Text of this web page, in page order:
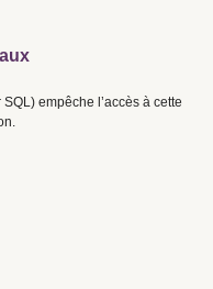
empêche l’accès à cette